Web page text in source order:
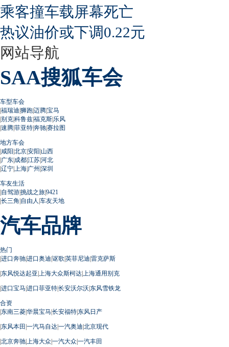
乘客撞车载屏幕死亡
热议油价或下调0.22元
网站导航
SAA搜狐车会
车型车会
|福瑞迪|狮跑|迈腾|宝马
|别克|科鲁兹|福克斯|乐风
|速腾|菲亚特|奔驰|赛拉图
地方车会
|咸阳|北京|安阳|山西
|广东|成都|江苏|河北
|辽宁| 上海|广州 |深圳
车友生活
|自驾游|挑战之旅|9421
|长三角 |自由人 |车友天地
汽车品牌
热门
|进口奔驰|进口奥迪|讴歌|英菲尼迪|雷克萨斯
|东风悦达起亚| 上海大众斯柯达| 上海通用别克
|进口宝马|进口菲亚特|长安沃尔沃|东风雪铁龙
合资
|东南三菱|华晨宝马|长安福特|东风日产
|东风本田 |一汽马自达|一汽奥迪|北京现代
|北京奔驰| 上海大众|一汽大众|一汽丰田